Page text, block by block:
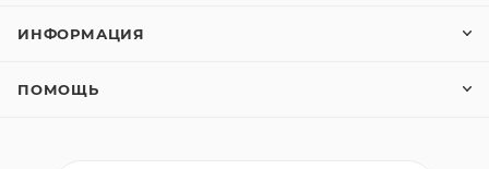
ИНФОРМАЦИЯ
ПОМОЩЬ